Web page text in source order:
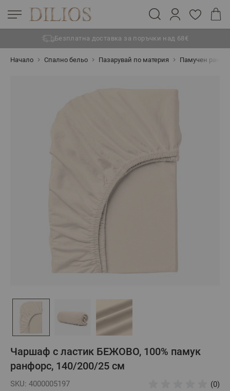
Безплатна доставка за поръчки над 68€
Начало Спално бельо Пазарувай по материя Памучен
Чаршаф с ластик БЕЖОВО, 100% памук
ранфорс, 140/200/25 см
SKU: 4000005197 (0)